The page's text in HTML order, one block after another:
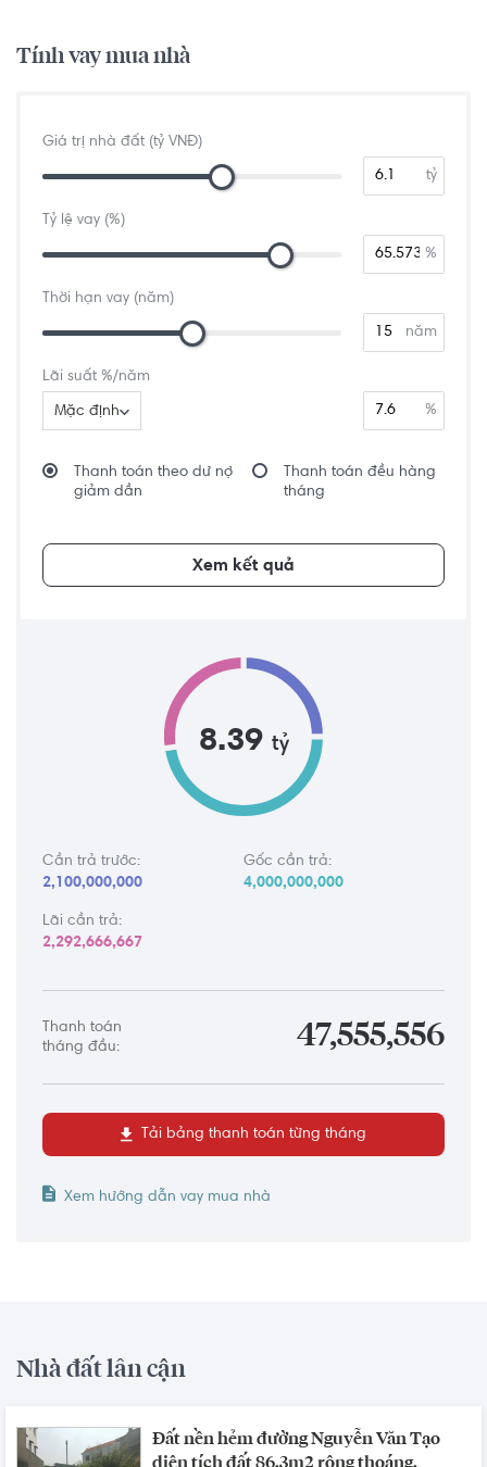
Tính vay mua nhà
Giá trị nhà đất (tỷ VNĐ)
tỷ
Tỷ lệ vay (%)
%
Thời hạn vay (năm)
năm
Lãi suất %/năm
Mặc định %
Thanh toán theo dư nợ
giảm dần
Thanh toán đều hàng
tháng
Xem kết quả
8.39 tỷ
Cần trả trước:
2,100,000,000
Gốc cần trả:
4,000,000,000
Lãi cần trả:
2,292,666,667
Thanh toán
tháng đầu:
47,555,556
Tải bảng thanh toán từng tháng
Xem hướng dẫn vay mua nhà
Nhà đất lân cận
Đất nền hẻm đường Nguyễn Văn Tạo
diện tích đất 86.3m2 rộng thoáng.